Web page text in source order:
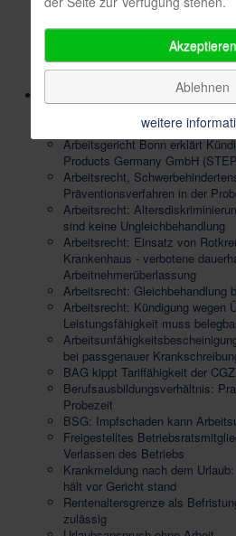
Urlaub im öffentlichen Dienst:
Zusätzliche Urlaubstage nach
Arbeitsgericht Bonn erklärt
Products Germany GmbH
Arbeitsrecht,
Präventionsverfahren in der
Arbeitsrecht:
sind keine Ungleichbehandlung
Arbeitsrecht: Einsatz von
Krankenhaus - verbotene
Arbeitnehmerüberlassung
Arbeitsrecht: Gleichbehandlung
Arbeitsrecht: Kündigung wegen
Leistungsfähigkeit muss
bei passgenauer
BAG kippt Tariffähigkeit der
Berufsausbildungsverhältnis:
Probezeit
BSG: Impfschaden kann
Freigestelltes
Verlassen des Betriebs
Krankmeldung nach dem
hält vor Gericht stand
Rentenaltersgrenze als
zulässig
Akzeptieren
Ablehnen
weitere